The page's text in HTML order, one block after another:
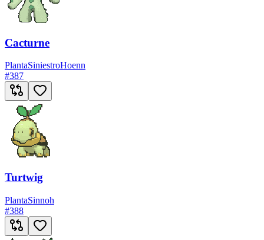
Cacturne
PlantaSiniestroHoenn
#387
Turtwig
PlantaSinnoh
#388